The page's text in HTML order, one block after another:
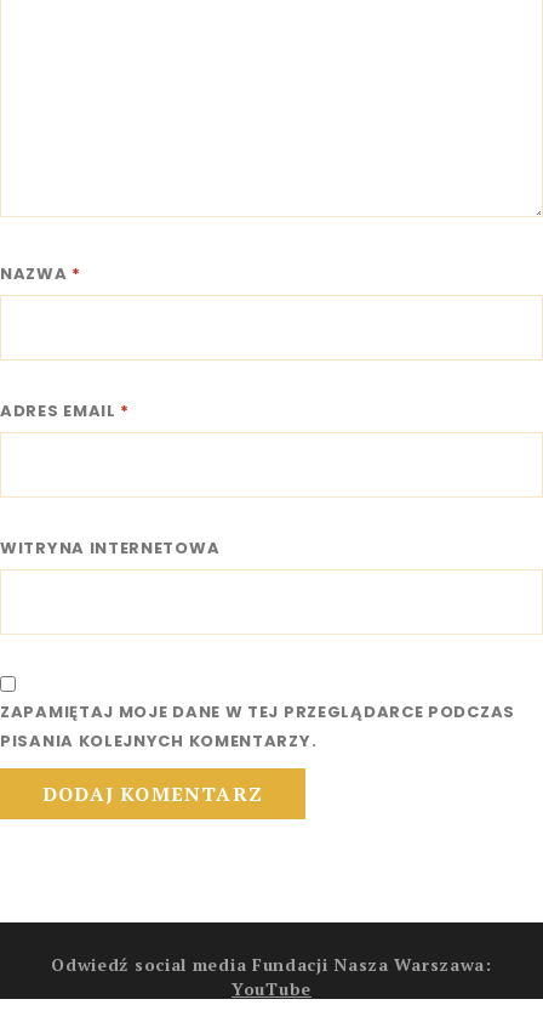
NAZWA *
ADRES EMAIL *
WITRYNA INTERNETOWA
ZAPAMIĘTAJ MOJE DANE W TEJ PRZEGLĄDARCE PODCZAS
PISANIA KOLEJNYCH KOMENTARZY.
Odwiedź social media Fundacji Nasza Warszawa:
YouTube